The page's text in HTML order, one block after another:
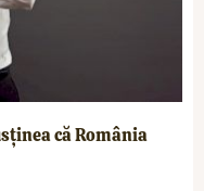
că România